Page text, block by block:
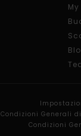
Condizioni Generali
Condizioni